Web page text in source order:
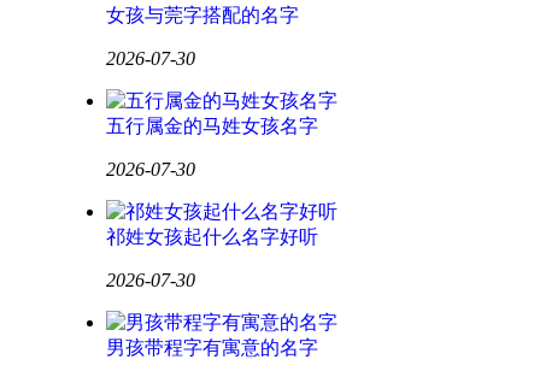
女孩与莞字搭配的名字
2026-07-30
五行属金的马姓女孩名字
2026-07-30
祁姓女孩起什么名字好听
2026-07-30
男孩带程字有寓意的名字